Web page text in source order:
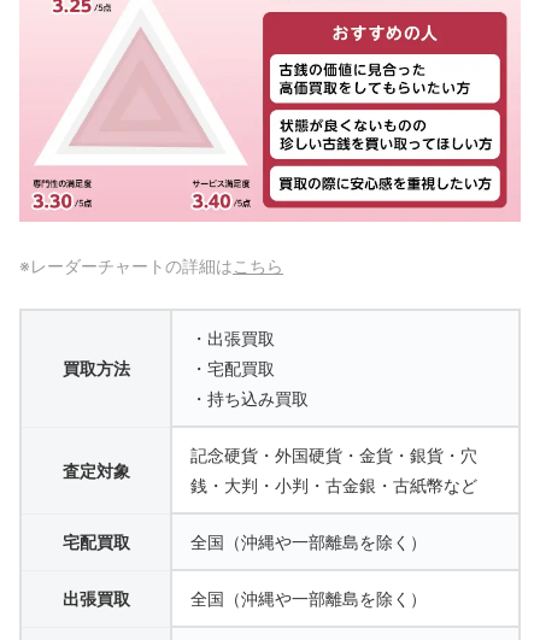
※レーダーチャートの詳細は こちら
買取方法
・出張買取
・宅配買取
・持ち込み買取
査定対象
記念硬貨・外国硬貨・金貨・銀貨・穴
銭・大判・小判・古金銀・古紙幣など
宅配買取 全国（沖縄や一部離島を除く）
出張買取 全国（沖縄や一部離島を除く）